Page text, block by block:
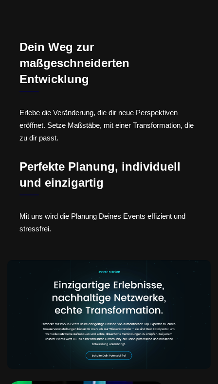
Dein Weg zur
maßgeschneiderten
Entwicklung
Erlebe die Veränderung, die dir neue Perspektiven
eröffnet. Setze Maßstäbe, mit einer Transformation, die
zu dir passt.
Perfekte Planung, individuell
und einzigartig
Mit uns wird die Planung Deines Events effizient und
stressfrei.